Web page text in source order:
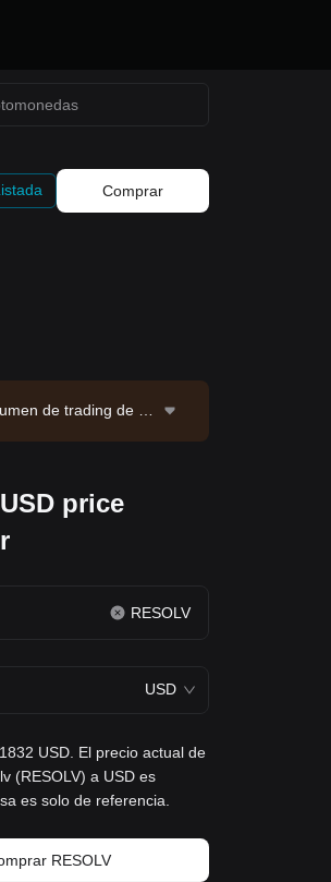
Comprar
de trading de 24
price
RESOLV
USD
USD. El precio actual de
(RESOLV) a USD es
es solo de referencia.
RESOLV